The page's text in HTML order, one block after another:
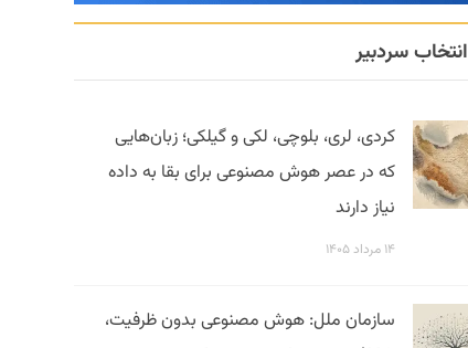
انتخاب سردبیر
کردی، لری، بلوچی، لکی و گیلکی؛ زبان‌هایی
که در عصر هوش مصنوعی برای بقا به داده
نیاز دارند
۱۴ مرداد ۱۴۰۵
سازمان ملل: هوش مصنوعی بدون ظرفیت،